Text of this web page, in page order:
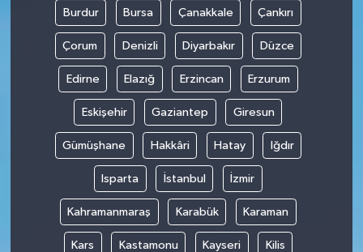
Burdur Bursa Çanakkale Çankırı
Çorum Denizli Diyarbakır Düzce
Edirne Elazığ Erzincan Erzurum
Eskişehir Gaziantep Giresun
Gümüşhane Hakkâri Hatay Iğdır
Isparta İstanbul İzmir
Kahramanmaraş Karabük Karaman
Kars Kastamonu Kayseri Kilis